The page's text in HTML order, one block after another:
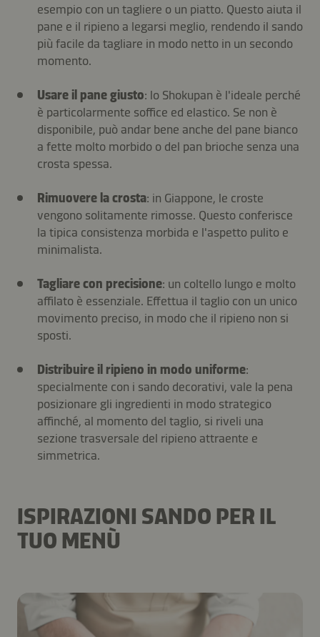
esempio con un tagliere o un piatto. Questo aiuta il
pane e il ripieno a legarsi meglio, rendendo il sando
più facile da tagliare in modo netto in un secondo
momento.
Usare il pane giusto: lo Shokupan è l'ideale perché
è particolarmente soffice ed elastico. Se non è
disponibile, può andar bene anche del pane bianco
a fette molto morbido o del pan brioche senza una
crosta spessa.
Rimuovere la crosta: in Giappone, le croste
vengono solitamente rimosse. Questo conferisce
la tipica consistenza morbida e l'aspetto pulito e
minimalista.
Tagliare con precisione: un coltello lungo e molto
affilato è essenziale. Effettua il taglio con un unico
movimento preciso, in modo che il ripieno non si
sposti.
Distribuire il ripieno in modo uniforme:
specialmente con i sando decorativi, vale la pena
posizionare gli ingredienti in modo strategico
affinché, al momento del taglio, si riveli una
sezione trasversale del ripieno attraente e
simmetrica.
ISPIRAZIONI SANDO PER IL
TUO MENÙ